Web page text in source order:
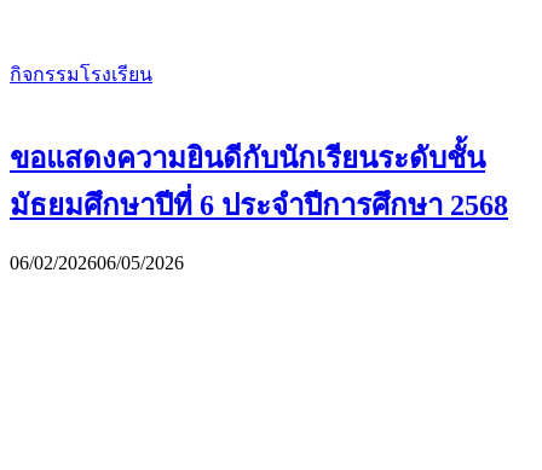
กิจกรรมโรงเรียน
ขอแสดงความยินดีกับนักเรียนระดับชั้น
มัธยมศึกษาปีที่ 6 ประจำปีการศึกษา 2568
06/02/202606/05/2026